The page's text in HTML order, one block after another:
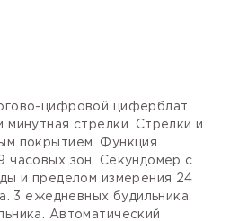
цифровой циферблат.
минутная стрелки. Стрелки и
покрытием. Функция
часовых зон. Секундомер с
и пределом измерения 24
3 ежедневных будильника.
Автоматический